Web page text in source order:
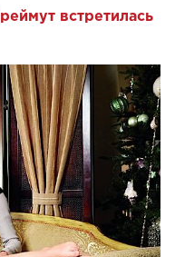
встретилась